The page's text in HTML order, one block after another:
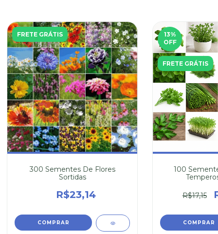
FRETE GRÁTIS
300 Sementes De Flores
Sortidas
R$23,14
13%
OFF
FRETE GRÁTIS
100
R$17,15